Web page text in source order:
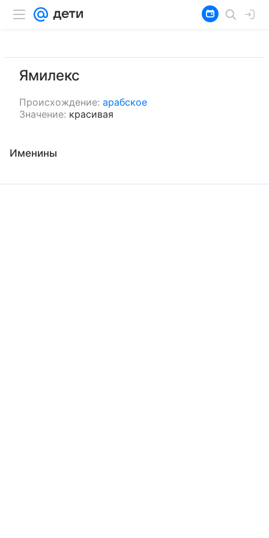
Ямилекс
Происхождение: арабское
Значение: красивая
Именины